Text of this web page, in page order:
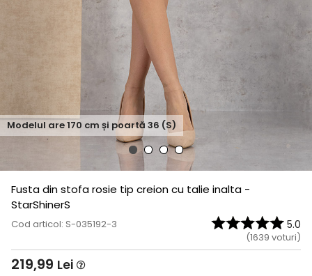
Modelul are170 cm și poartă 36 (S)
Fusta din stofa rosie tip creion cu talie inalta -
StarShinerS
Cod articol: S-035192-3 5.0
(1639 voturi)
219,99 Lei